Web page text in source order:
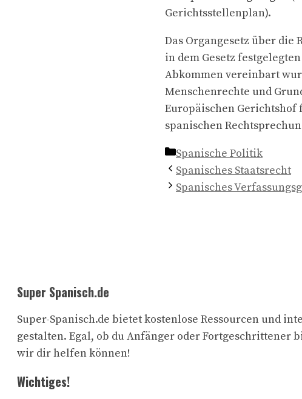
Gerichtsstellenplan).
Das Organgesetz über die
in dem Gesetz
Abkommen vereinbart
Menschenrechte und
Europäischen Gerichtshof
spanischen
Kategorien
Spanische Politik
Spanisches Staatsrecht
Spanisches
Super Spanisch.de
Super-Spanisch.de bietet kostenlose Ressourcen und
gestalten. Egal, ob du Anfänger oder Fortgeschrittener
wir dir helfen können!
Wichtiges!